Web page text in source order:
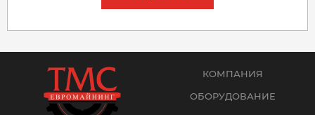
КОМПАНИЯ
ОБОРУДОВАНИЕ